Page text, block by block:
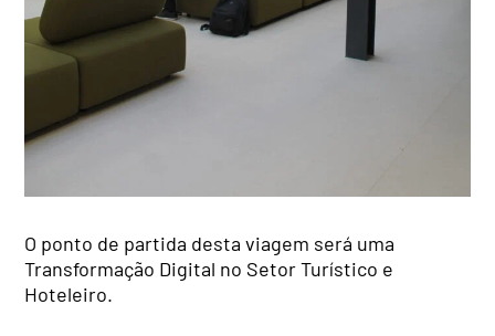
O ponto de partida desta viagem será uma
Transformação Digital no Setor Turístico e
Hoteleiro.